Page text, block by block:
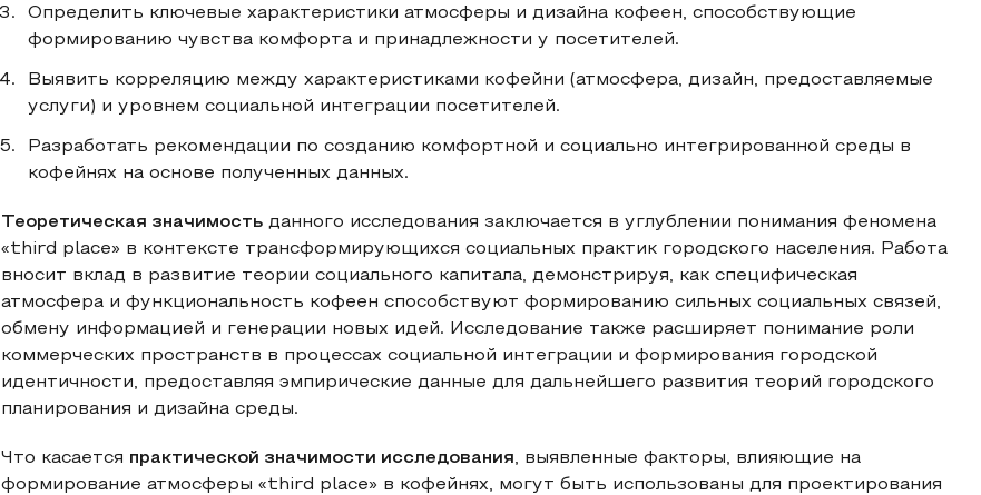
Определить ключевые характеристики атмосферы и дизайна кофеен, способствующие
формированию чувства комфорта и принадлежности у посетителей.
Выявить корреляцию между характеристиками кофейни (атмосфера, дизайн, предоставляемые
услуги) и уровнем социальной интеграции посетителей.
Разработать рекомендации по созданию комфортной и социально интегрированной среды в
кофейнях на основе полученных данных.
Теоретическая значимость данного исследования заключается в углублении понимания феномена
«third place» в контексте трансформирующихся социальных практик городского населения. Работа
вносит вклад в развитие теории социального капитала, демонстрируя, как специфическая
атмосфера и функциональность кофеен способствуют формированию сильных социальных связей,
обмену информацией и генерации новых идей. Исследование также расширяет понимание роли
коммерческих пространств в процессах социальной интеграции и формирования городской
идентичности, предоставляя эмпирические данные для дальнейшего развития теорий городского
планирования и дизайна среды.
Что касается практической значимости исследования, выявленные факторы, влияющие на
формирование атмосферы «third place» в кофейнях, могут быть использованы для проектирования